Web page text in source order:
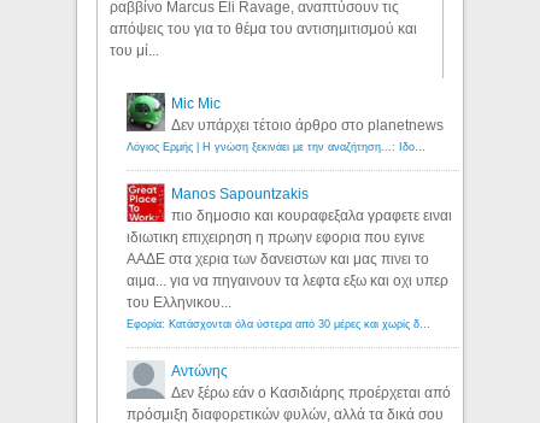
ραββίνο Marcus Eli Ravage, αναπτύσουν τις
απόψεις του για το θέμα του αντισημιτισμού και
του μί...
Mic Mic
Δεν υπάρχει τέτοιο άρθρο στο planetnews
Manos Sapountzakis
πιο δημοσιο και κουραφεξαλα γραφετε ειναι
ιδιωτικη επιχειρηση η πρωην εφορια που εγινε
ΑΑΔΕ στα χερια των δανειστων και μας πινει το
αιμα... για να πηγαινουν τα λεφτα εξω και οχι υπερ
του Ελληνικου...
Αντώνης
Δεν ξέρω εάν ο Κασιδιάρης προέρχεται από
πρόσμιξη διαφορετικών φυλών, αλλά τα δικά σου